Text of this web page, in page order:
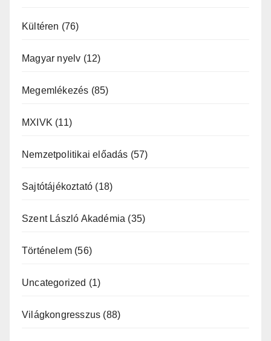
Kültéren (76)
Magyar nyelv (12)
Megemlékezés (85)
MXIVK (11)
Nemzetpolitikai előadás (57)
Sajtótájékoztató (18)
Szent László Akadémia (35)
Történelem (56)
Uncategorized (1)
Világkongresszus (88)